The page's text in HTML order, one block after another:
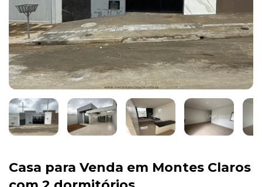
Casa para Venda em Montes Claros